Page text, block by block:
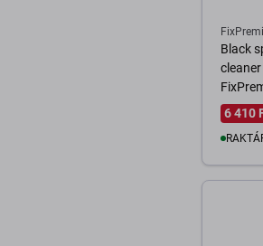
Black
6 410